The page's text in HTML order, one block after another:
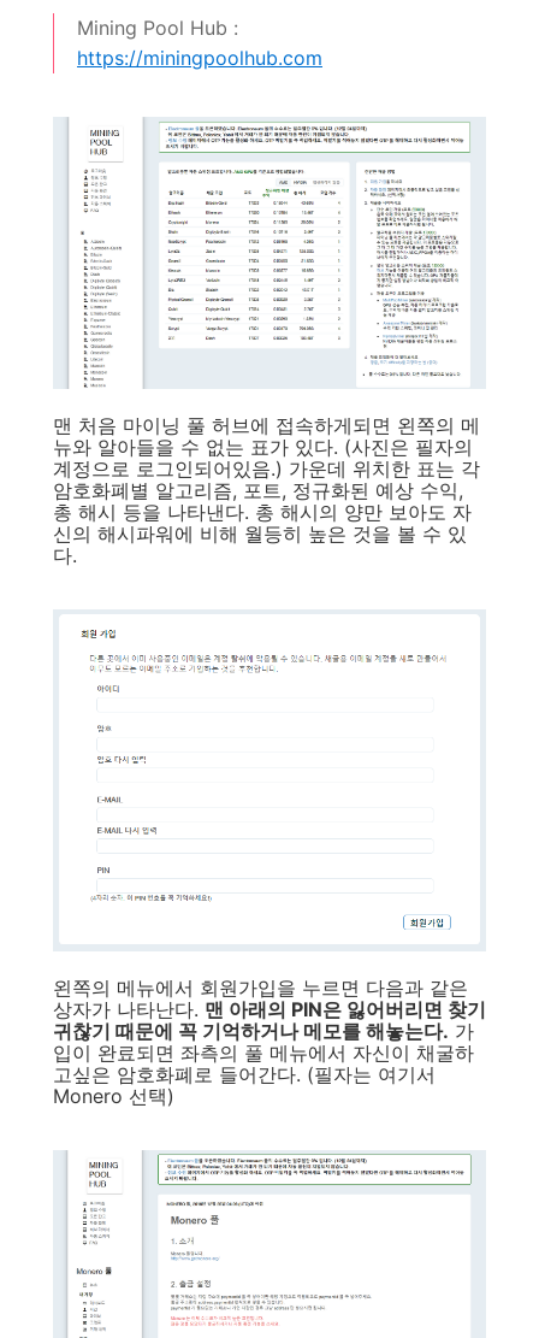
Mining Pool Hub :
https://miningpoolhub.com
맨 처음 마이닝 풀 허브에 접속하게되면 왼쪽의 메
뉴와 알아들을 수 없는 표가 있다. (사진은 필자의
계정으로 로그인되어있음.) 가운데 위치한 표는 각
암호화폐별 알고리즘, 포트, 정규화된 예상 수익,
총 해시 등을 나타낸다. 총 해시의 양만 보아도 자
신의 해시파워에 비해 월등히 높은 것을 볼 수 있
다.
왼쪽의 메뉴에서 회원가입을 누르면 다음과 같은
상자가 나타난다. 맨 아래의 PIN은 잃어버리면 찾기
귀찮기 때문에 꼭 기억하거나 메모를 해놓는다. 가
입이 완료되면 좌측의 풀 메뉴에서 자신이 채굴하
고싶은 암호화폐로 들어간다. (필자는 여기서
Monero 선택)